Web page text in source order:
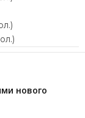
нового